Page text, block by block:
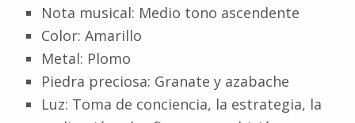
Nota musical: Medio tono ascendente
Color: Amarillo
Metal: Plomo
Piedra preciosa: Granate y azabache
Luz: Toma de conciencia, la estrategia, la